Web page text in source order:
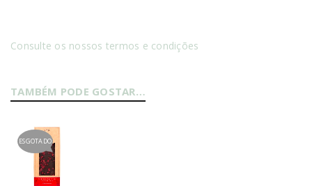
Consulte os nossos termos e condições
TAMBÉM PODE GOSTAR…
ESGOTADO